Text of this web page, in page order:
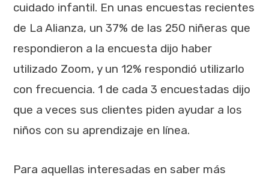
cuidado infantil. En unas encuestas recientes
de La Alianza, un 37% de las 250 niñeras que
respondieron a la encuesta dijo haber
utilizado Zoom, y un 12% respondió utilizarlo
con frecuencia. 1 de cada 3 encuestadas dijo
que a veces sus clientes piden ayudar a los
niños con su aprendizaje en línea.
Para aquellas interesadas en saber más